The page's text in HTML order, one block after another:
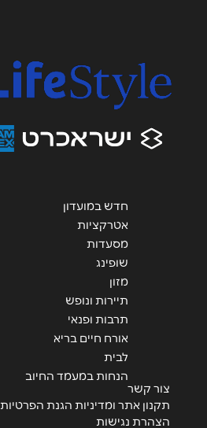
נושא
אנא חזרו אלי בקשר ל...
חדש במועדון
אטרקציות
מסעדות
שופינג
מזון
תיירות ונופש
תרבות ופנאי
אורח חיים בריא
לבית
הנחות במעמד החיוב
צור קשר
תקנון אתר ומדיניות הגנת הפרטיות
הצהרת נגישות